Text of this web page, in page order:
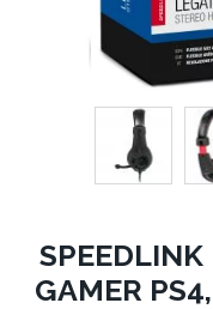
SPEEDLINK
GAMER